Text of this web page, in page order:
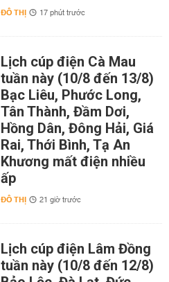
ĐÔ THỊ 17 phút trước
Lịch cúp điện Cà Mau
tuần này (10/8 đến 13/8)
Bạc Liêu, Phước Long,
Tân Thành, Đầm Dơi,
Hồng Dân, Đông Hải, Giá
Rai, Thới Bình, Tạ An
Khương mất điện nhiều
ấp
ĐÔ THỊ 21 giờ trước
Lịch cúp điện Lâm Đồng
tuần này (10/8 đến 12/8)